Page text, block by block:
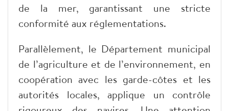
de la mer, garantissant une stricte
conformité aux réglementations.
Parallèlement, le Département municipal
de l’agriculture et de l’environnement, en
coopération avec les garde-côtes et les
autorités locales, applique un contrôle